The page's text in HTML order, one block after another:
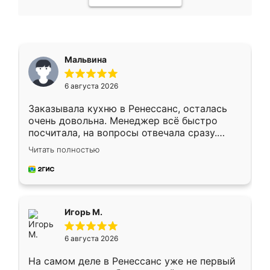
Мальвина
6 августа 2026
Заказывала кухню в Ренессанс, осталась
очень довольна. Менеджер всё быстро
посчитала, на вопросы отвечала сразу.
Замерщик приехал в субботу, подошёл к
делу со всей ответственностью. Собрали
за день, ребята работали аккуратно, даже
Читать полностью
Игорь М.
6 августа 2026
На самом деле в Ренессанс уже не первый